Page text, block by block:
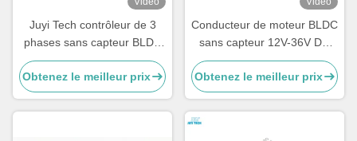
Juyi Tech contrôleur de 3
phases sans capteur BLDC
Motor Driver Board 10V-36V
20A PWM et contrôle
analogique JYQD-V9.3E
Obtenez le meilleur prix
Conducteur de moteur BLDC
sans capteur 12V-36V DC
trois pahses -20—85℃
Protection O.V / L.V
Obtenez le meilleur prix